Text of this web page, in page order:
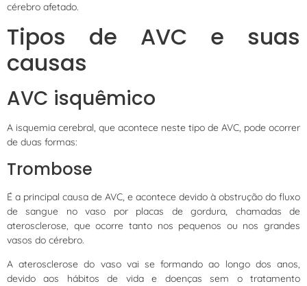
cérebro afetado.
Tipos de AVC e suas
causas
AVC isquêmico
A isquemia cerebral, que acontece neste tipo de AVC, pode ocorrer
de duas formas:
Trombose
É a principal causa de AVC, e acontece devido à obstrução do fluxo
de sangue no vaso por placas de gordura, chamadas de
aterosclerose, que ocorre tanto nos pequenos ou nos grandes
vasos do cérebro.
A aterosclerose do vaso vai se formando ao longo dos anos,
devido aos hábitos de vida e doenças sem o tratamento